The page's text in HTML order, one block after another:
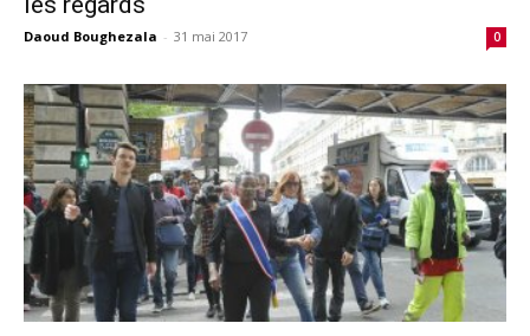
Daoud Boughezala - 31 mai 2017 0